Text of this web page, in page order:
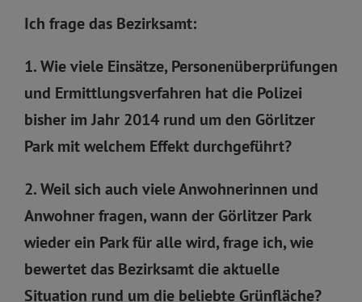
Ich frage das Bezirksamt:
1. Wie viele Einsätze, Personenüberprüfungen
und Ermittlungsverfahren hat die Polizei
bisher im Jahr 2014 rund um den Görlitzer
Park mit welchem Effekt durchgeführt?
2. Weil sich auch viele Anwohnerinnen und
Anwohner fragen, wann der Görlitzer Park
wieder ein Park für alle wird, frage ich, wie
bewertet das Bezirksamt die aktuelle
Situation rund um die beliebte Grünfläche?